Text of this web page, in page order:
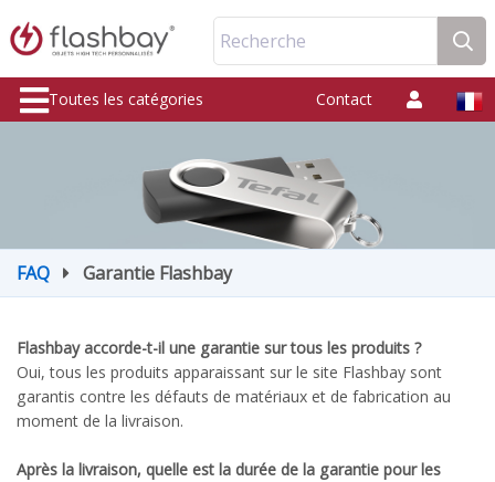
Recherche
Toutes les catégories Contact
FAQ Garantie Flashbay
Flashbay accorde-t-il une garantie sur tous les produits ?
Oui, tous les produits apparaissant sur le site Flashbay sont
garantis contre les défauts de matériaux et de fabrication au
moment de la livraison.
Après la livraison, quelle est la durée de la garantie pour les